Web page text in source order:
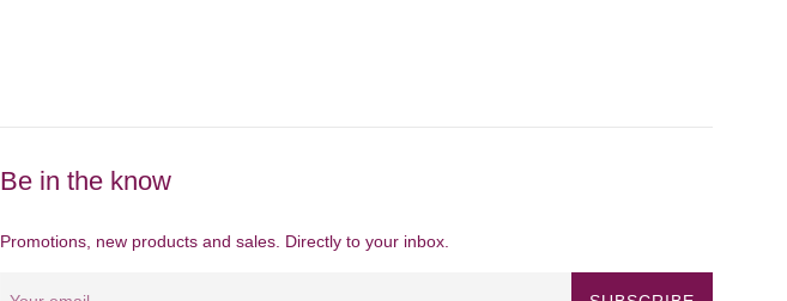
Be in the know
Promotions, new products and sales. Directly to your inbox.